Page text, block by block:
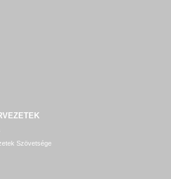
Szövetsége